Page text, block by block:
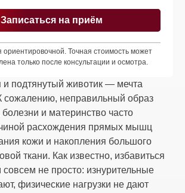
Записаться на приём
ориентировочной. Точная стоимость может
только после консультации и осмотра.
и подтянутый животик — мечта
сожалению, неправильный образ
и материнство часто
расхождения прямых мышц
кожи и накопления большого
ткани. Как известно, избавиться
совсем не просто: изнурительные
физические нагрузки не дают